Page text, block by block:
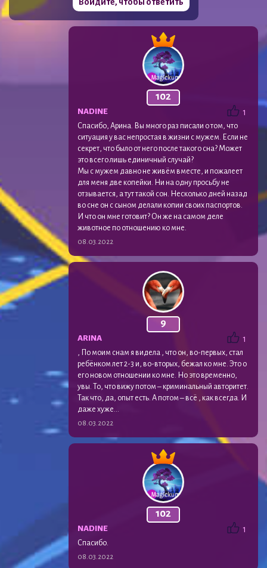
102
1
NADINE
Спасибо, Арина. Вы много раз писали о том, что
ситуация у вас непростая в жизни с мужем. Если не
секрет, что было от него после такого сна? Может
это всего лишь единичный случай?
Мы с мужем давно не живём вместе, и пожалеет
для меня две копейки. Ни на одну просьбу не
отзывается, а тут такой сон. Несколько дней назад
во сне он с сыном делали копии своих паспортов.
И что он мне готовит? Он же на самом деле
животное по отношению ко мне.
08.03.2022
9
1
ARINA
, По моим снам я видела , что он, во-первых, стал
ребёнком лет 2-3 и, во-вторых, бежал ко мне. Это о
его новом отношении ко мне. Но это временно,
увы. То, что вижу потом – криминальный авторитет.
Так что, да, опыт есть. А потом – всё , как всегда. И
даже хуже…
08.03.2022
102
1
NADINE
Спасибо.
08.03.2022